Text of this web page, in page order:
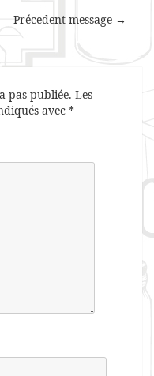
Précedent message →
pas publiée. Les
avec *